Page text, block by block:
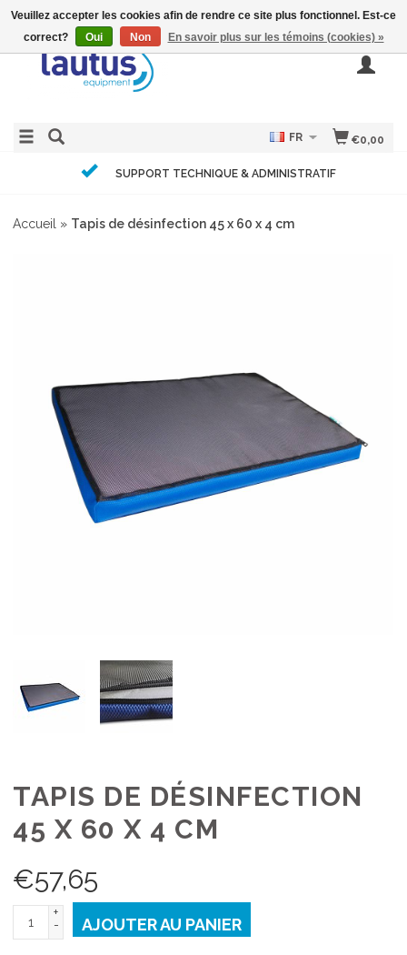
€0,00
FR
SUPPORT TECHNIQUE & ADMINISTRATIF
Accueil » Tapis de désinfection 45 x 60 x 4 cm
TAPIS DE DÉSINFECTION
45 X 60 X 4 CM
€57,65
+
-
AJOUTER AU PANIER
Veuillez accepter les cookies afin de rendre ce site plus fonctionnel. Est-ce
correct?
Oui Non En savoir plus sur les témoins (cookies) »